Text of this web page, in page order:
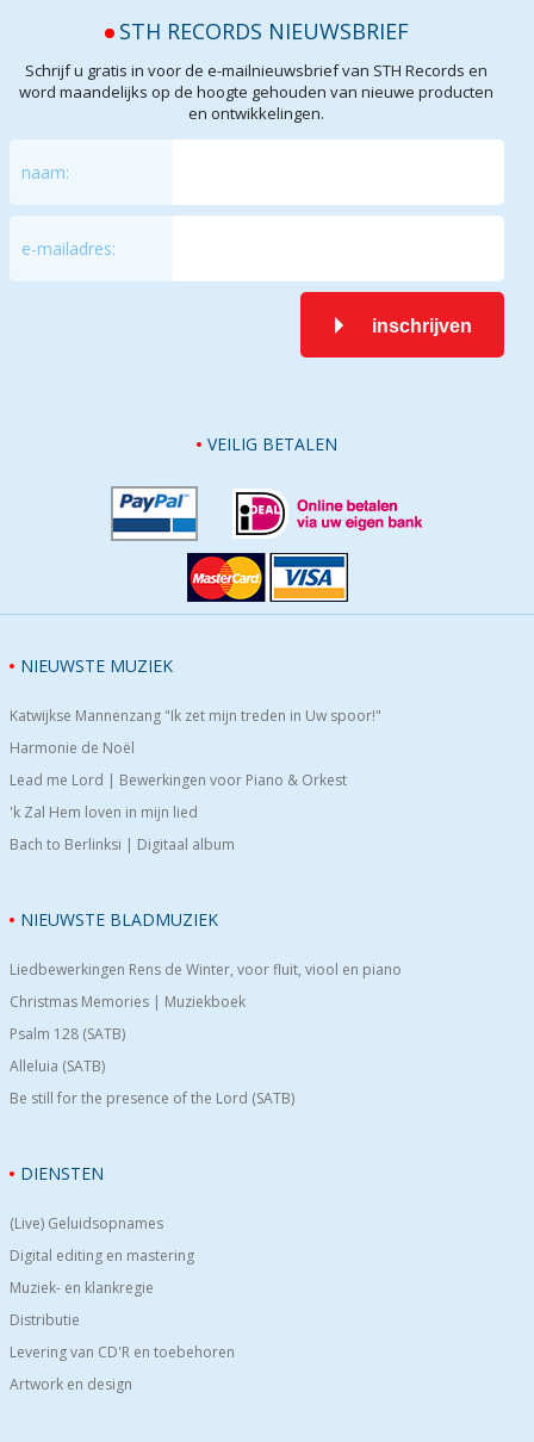
STH RECORDS NIEUWSBRIEF
Schrijf u gratis in voor de e-mailnieuwsbrief van STH Records en
word maandelijks op de hoogte gehouden van nieuwe producten
en ontwikkelingen.
naam:
e-mailadres:
inschrijven
VEILIG BETALEN
NIEUWSTE MUZIEK
Katwijkse Mannenzang "Ik zet mijn treden in Uw spoor!"
Harmonie de Noël
Lead me Lord | Bewerkingen voor Piano & Orkest
'k Zal Hem loven in mijn lied
Bach to Berlinksi | Digitaal album
NIEUWSTE BLADMUZIEK
Liedbewerkingen Rens de Winter, voor fluit, viool en piano
Christmas Memories | Muziekboek
Psalm 128 (SATB)
Alleluia (SATB)
Be still for the presence of the Lord (SATB)
DIENSTEN
(Live) Geluidsopnames
Digital editing en mastering
Muziek- en klankregie
Distributie
Levering van CD'R en toebehoren
Artwork en design